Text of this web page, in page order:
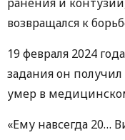
возвращался к
19 февраля 2024
задания он
умер в
«Ему навсегда 20…